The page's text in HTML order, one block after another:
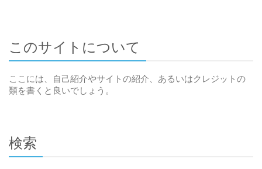
!
このサイトについて
ここには、自己紹介やサイトの紹介、あるいはクレジットの
類を書くと良いでしょう。
検索